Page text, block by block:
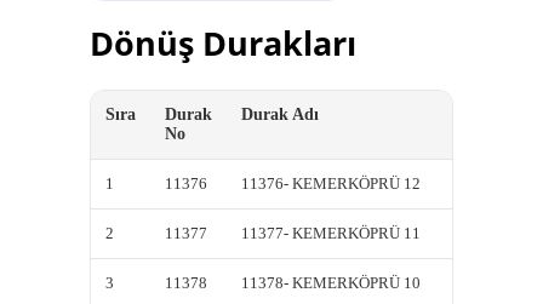
Dönüş Durakları
Sıra
Durak
No
Durak Adı
1 11376 11376- KEMERKÖPRÜ 12
2 11377 11377- KEMERKÖPRÜ 11
3 11378 11378- KEMERKÖPRÜ 10